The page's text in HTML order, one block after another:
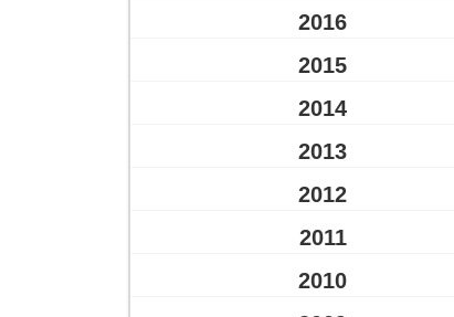
2016
2015
2014
2013
2012
2011
2010